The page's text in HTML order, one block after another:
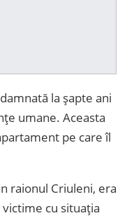
la șapte ani
umane. Aceasta
pe care îl
raionul Criuleni, era
cu situația